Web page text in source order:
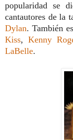
popularidad se
cantautores de la
Dylan. También
Kiss, Kenny
LaBelle.